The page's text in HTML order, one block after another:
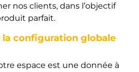
nos clients, dans l’objectif
parfait.
la configuration globale
espace est une donnée à